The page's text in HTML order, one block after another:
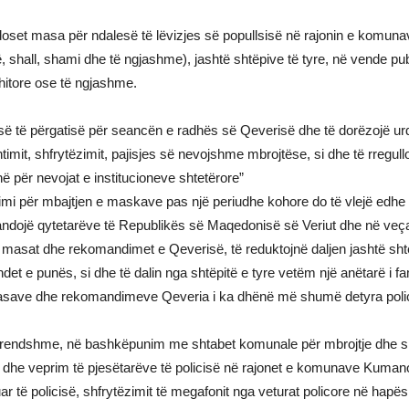
masa për ndalesë të lëvizjes së popullsisë në rajonin e
shami dhe të ngjashme), jashtë shtëpive të tyre, në vende
ose të ngjashme.
të përgatisë për seancën e radhës së Qeverisë dhe të dorëzojë
shfrytëzimit, pajisjes së nevojshme mbrojtëse, si dhe të
për nevojat e institucioneve shtetërore”
për mbajtjen e maskave pas një periudhe kohore do të vlejë
qytetarëve të Republikës së Maqedonisë së Veriut dhe në
dhe rekomandimet e Qeverisë, të reduktojnë daljen jashtë
e punës, si dhe të dalin nga shtëpitë e tyre vetëm një anëtarë i
dhe rekomandimeve Qeveria i ka dhënë më shumë detyra
në bashkëpunim me shtabet komunale për mbrojtje dhe
veprim të pjesëtarëve të policisë në rajonet e komunave
të policisë, shfrytëzimit të megafonit nga veturat policore në